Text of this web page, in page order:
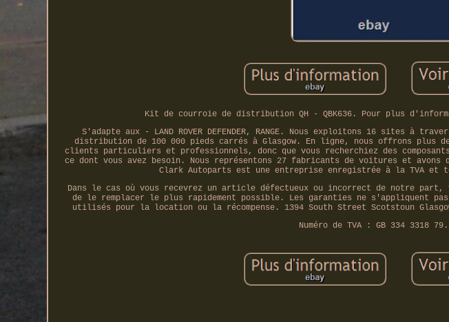
Kit de courroie de distribution QH - QBK636. Pour plus
S'adapte aux - LAND ROVER DEFENDER, RANGE. Nous exploitons 16 sites à
distribution de 100 000 pieds carrés à Glasgow. En ligne, nous offrons plus
clients particuliers et professionnels, donc que vous recherchiez des composants
ce dont vous avez besoin. Nous représentons 27 fabricants de voitures et avons
Clark Autoparts est une entreprise enregistrée à la TVA et
Dans le cas où vous recevrez un article défectueux ou incorrect de notre
de le remplacer le plus rapidement possible. Les garanties ne s'appliquent
utilisés pour la location ou la récompense. 1394 South Street Scotstoun Glasgow
Numéro de TVA : GB 334 3318 79.